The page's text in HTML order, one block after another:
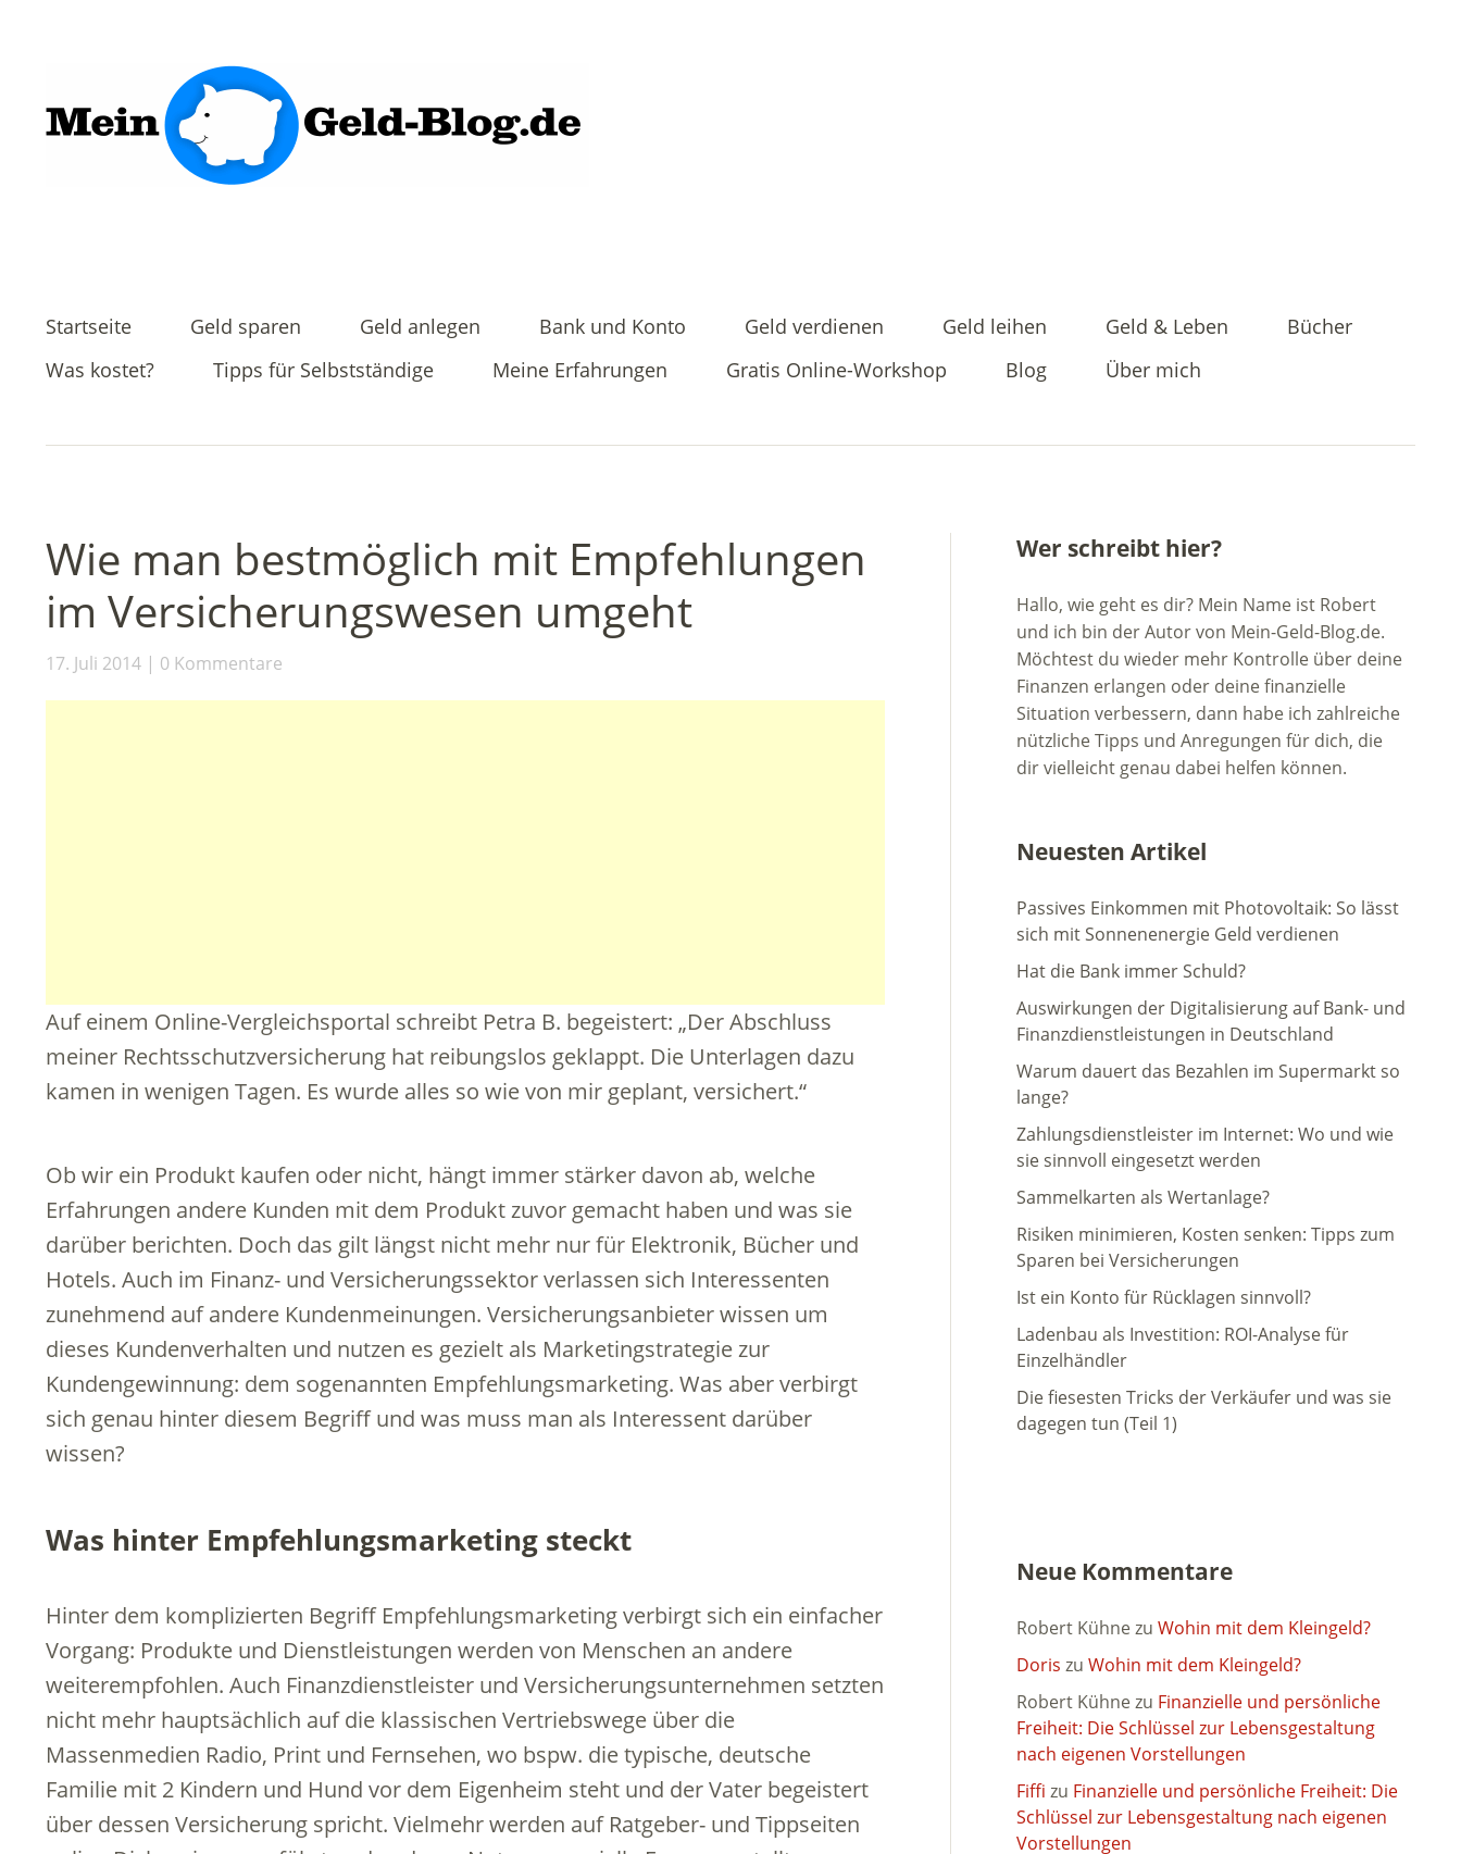
Startseite Geld sparen Geld anlegen Bank und Konto Geld verdienen Geld leihen Geld & Leben
Bücher
Was kostet?
Tipps für Selbstständige Meine Erfahrungen Gratis Online-Workshop Blog Über mich
Wie man bestmöglich mit Empfehlungen
im Versicherungswesen umgeht
17. Juli 2014 0 Kommentare
Auf einem Online-Vergleichsportal schreibt Petra B. begeistert: „Der Abschluss
meiner Rechtsschutzversicherung hat reibungslos geklappt. Die Unterlagen dazu
kamen in wenigen Tagen. Es wurde alles so wie von mir geplant, versichert.“
Ob wir ein Produkt kaufen oder nicht, hängt immer stärker davon ab, welche
Erfahrungen andere Kunden mit dem Produkt zuvor gemacht haben und was sie
darüber berichten. Doch das gilt längst nicht mehr nur für Elektronik, Bücher und
Hotels. Auch im Finanz- und Versicherungssektor verlassen sich Interessenten
zunehmend auf andere Kundenmeinungen. Versicherungsanbieter wissen um
dieses Kundenverhalten und nutzen es gezielt als Marketingstrategie zur
Kundengewinnung: dem sogenannten Empfehlungsmarketing. Was aber verbirgt
sich genau hinter diesem Begriff und was muss man als Interessent darüber
wissen?
Was hinter Empfehlungsmarketing steckt
Hinter dem komplizierten Begriff Empfehlungsmarketing verbirgt sich ein einfacher
Vorgang: Produkte und Dienstleistungen werden von Menschen an andere
weiterempfohlen. Auch Finanzdienstleister und Versicherungsunternehmen setzten
nicht mehr hauptsächlich auf die klassischen Vertriebswege über die
Massenmedien Radio, Print und Fernsehen, wo bspw. die typische, deutsche
Familie mit 2 Kindern und Hund vor dem Eigenheim steht und der Vater begeistert
über dessen Versicherung spricht. Vielmehr werden auf Ratgeber- und Tippseiten
Wer schreibt hier?
Hallo, wie geht es dir? Mein Name ist Robert
und ich bin der Autor von Mein-Geld-Blog.de.
Möchtest du wieder mehr Kontrolle über deine
Finanzen erlangen oder deine finanzielle
Situation verbessern, dann habe ich zahlreiche
nützliche Tipps und Anregungen für dich, die
dir vielleicht genau dabei helfen können.
Neuesten Artikel
Passives Einkommen mit Photovoltaik: So lässt
sich mit Sonnenenergie Geld verdienen
Hat die Bank immer Schuld?
Auswirkungen der Digitalisierung auf Bank- und
Finanzdienstleistungen in Deutschland
Warum dauert das Bezahlen im Supermarkt so
lange?
Zahlungsdienstleister im Internet: Wo und wie
sie sinnvoll eingesetzt werden
Sammelkarten als Wertanlage?
Risiken minimieren, Kosten senken: Tipps zum
Sparen bei Versicherungen
Ist ein Konto für Rücklagen sinnvoll?
Ladenbau als Investition: ROI-Analyse für
Einzelhändler
Die fiesesten Tricks der Verkäufer und was sie
dagegen tun (Teil 1)
Neue Kommentare
Robert Kühnezu Wohin mit dem Kleingeld?
Doris zu Wohin mit dem Kleingeld?
Robert Kühnezu Finanzielle und persönliche
Freiheit: Die Schlüssel zur Lebensgestaltung
nach eigenen Vorstellungen
Fiffi zu Finanzielle und persönliche Freiheit: Die
Schlüssel zur Lebensgestaltung nach eigenen
Vorstellungen